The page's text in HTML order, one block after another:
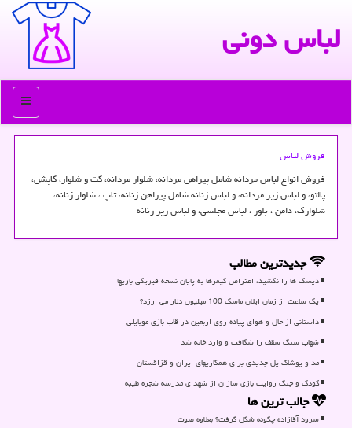
لباس دونی
منو
فروش لباس
فروش انواع لباس مردانه شامل پیراهن مردانه، شلوار مردانه، كت و شلوار، كاپشن،
پالتو، و لباس زیر مردانه، و لباس زنانه شامل پیراهن زنانه، تاپ ، شلوار زنانه،
شلوارك، دامن ، بلوز ، لباس مجلسی، و لباس زیر زنانه
جدیدترین مطالب
دیسک ها را نکشید، اعتراض گیمرها به پایان نسخه فیزیکی بازیها
یک ساعت از زمان ایلان ماسک 100 میلیون دلار می ارزد؟
داستانی از حال و هوای پیاده روی اربعین در قاب بازی موبایلی
شهاب سنگ سقف را شکافت و وارد خانه شد
مد و پوشاک پل جدیدی برای همکاریهای ایران و قزاقستان
کودک و جنگ روایت بازی سازان از شهدای مدرسه شجره طیبه
جالب ترین ها
سرود آقازاده چگونه شكل گرفت؟ بعلاوه صوت